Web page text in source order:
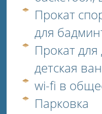
Прокат
для
Прокат для
детская
wi-fi в
Парковка